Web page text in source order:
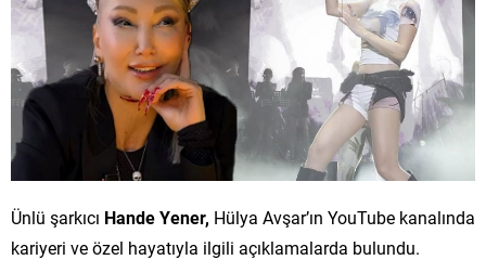
Ünlü şarkıcı Hande Yener, Hülya Avşar’ın YouTube kanalında
kariyeri ve özel hayatıyla ilgili açıklamalarda bulundu.